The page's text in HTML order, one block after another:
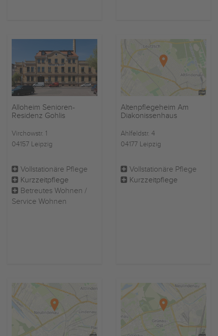
Alloheim Senioren-
Residenz Gohlis
Virchowstr. 1
04157 Leipzig
Vollstationäre Pflege
Kurzzeitpflege
Betreutes Wohnen /
Service Wohnen
Altenpflegeheim Am
Diakonissenhaus
Ahlfeldstr. 4
04177 Leipzig
Vollstationäre Pflege
Kurzzeitpflege